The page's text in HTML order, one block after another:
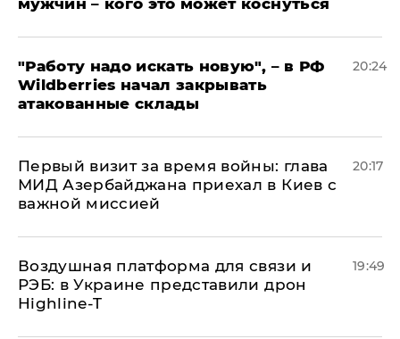
"Работу надо искать новую", – в РФ
Wildberries начал закрывать
атакованные склады
20:24
Первый визит за время войны: глава
МИД Азербайджана приехал в Киев с
важной миссией
20:17
Воздушная платформа для связи и
РЭБ: в Украине представили дрон
Highline-T
19:49